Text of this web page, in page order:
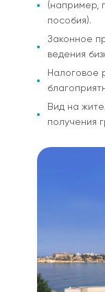
(например,
пособия).
Законное
ведения
Налоговое
Вид на
получения